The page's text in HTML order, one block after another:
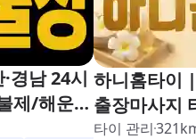
경남 24시
제/해운
하니홈타이
출장마사지
타이 관리321